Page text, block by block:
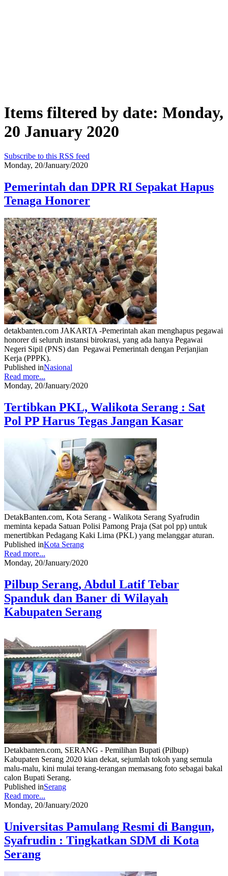
Items filtered by date: Monday,
20 January 2020
Subscribe to this RSS feed
Monday, 20/January/2020
Pemerintah dan DPR RI Sepakat Hapus
Tenaga Honorer
detakbanten.com JAKARTA -Pemerintah akan menghapus pegawai
honorer di seluruh instansi birokrasi, yang ada hanya Pegawai
Negeri Sipil (PNS) dan Pegawai Pemerintah dengan Perjanjian
Kerja (PPPK).
Published inNasional
Read more...
Monday, 20/January/2020
Tertibkan PKL, Walikota Serang : Sat
Pol PP Harus Tegas Jangan Kasar
DetakBanten.com, Kota Serang - Walikota Serang Syafrudin
meminta kepada Satuan Polisi Pamong Praja (Sat pol pp) untuk
menertibkan Pedagang Kaki Lima (PKL) yang melanggar aturan.
Published inKota Serang
Read more...
Monday, 20/January/2020
Pilbup Serang, Abdul Latif Tebar
Spanduk dan Baner di Wilayah
Kabupaten Serang
Detakbanten.com, SERANG - Pemilihan Bupati (Pilbup)
Kabupaten Serang 2020 kian dekat, sejumlah tokoh yang semula
malu-malu, kini mulai terang-terangan memasang foto sebagai bakal
calon Bupati Serang.
Published inSerang
Read more...
Monday, 20/January/2020
Universitas Pamulang Resmi di Bangun,
Syafrudin : Tingkatkan SDM di Kota
Serang